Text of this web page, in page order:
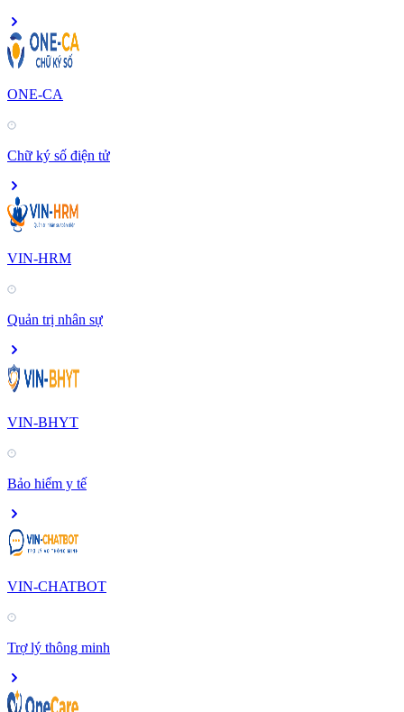
ONE-CA
Chữ ký số điện tử
VIN-HRM
Quản trị nhân sự
VIN-BHYT
Bảo hiểm y tế
VIN-CHATBOT
Trợ lý thông minh